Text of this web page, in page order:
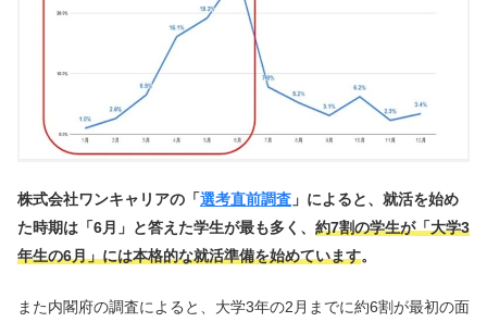
株式会社ワンキャリアの「選考直前調査 」によると、就活を始め
た時期は「6月」と答えた学生が最も多く、 約7割の学生が「大学3
年生の6月」には本格的な就活準備を始めています。
また内閣府の調査によると、大学3年の2月までに約6割が最初の面